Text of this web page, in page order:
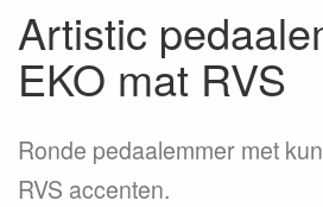
Artistic
EKO mat RVS
Ronde pedaalemmer met
RVS accenten.